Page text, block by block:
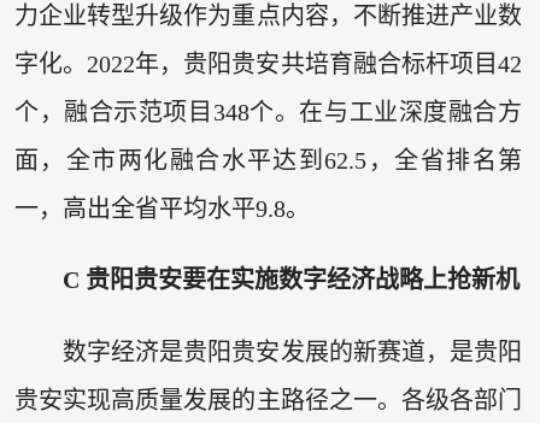
力企业转型升级作为重点内容，不断推进产业数
字化。2022年，贵阳贵安共培育融合标杆项目42
个，融合示范项目348个。在与工业深度融合方
面，全市两化融合水平达到62.5，全省排名第
一，高出全省平均水平9.8。
C 贵阳贵安要在实施数字经济战略上抢新机
数字经济是贵阳贵安发展的新赛道，是贵阳
贵安实现高质量发展的主路径之一。各级各部门